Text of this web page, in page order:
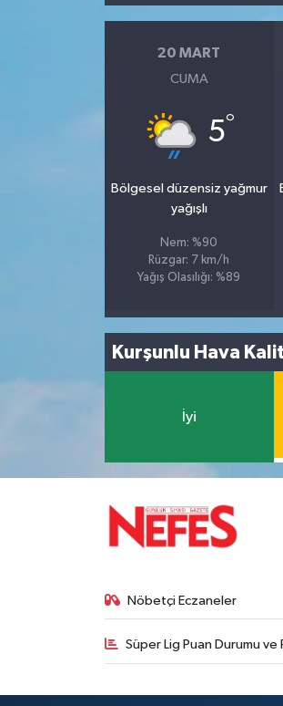
20 MART
CUMA
5°
Bölgesel düzensiz yağmur
yağışlı
Nem: %90
Rüzgar: 7 km/h
Yağış Olasılığı: %89
Kurşunlu Hava
İyi
Nöbetçi Eczaneler
Süper Lig Puan Durumu ve